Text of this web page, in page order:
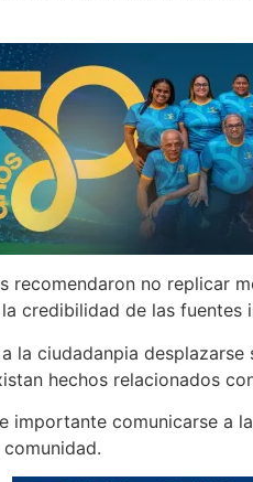
recomendaron no replicar
credibilidad de las fuentes
la ciudadanpia
hechos relacionados
importante comunicarse a